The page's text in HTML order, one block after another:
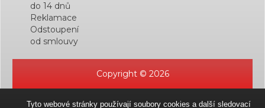
do 14 dnů
Reklamace
Odstoupení
od smlouvy
Copyright © 2026
Tyto webové stránky používají soubory cookies a další sledovací